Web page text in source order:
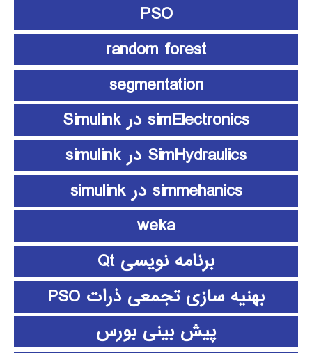
PSO
random forest
segmentation
simElectronics در Simulink
SimHydraulics در simulink
simmehanics در simulink
weka
برنامه نویسی Qt
بهنیه سازی تجمعی ذرات PSO
پیش بینی بورس